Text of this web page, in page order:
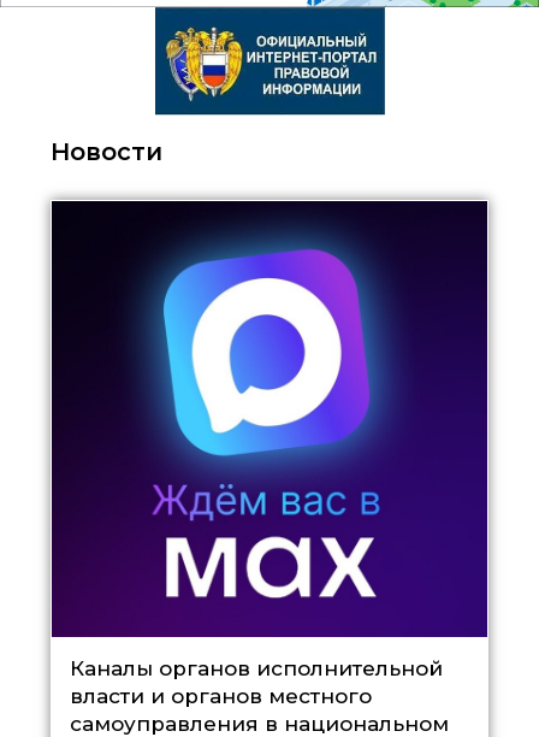
Новости
Каналы органов исполнительной
власти и органов местного
самоуправления в национальном